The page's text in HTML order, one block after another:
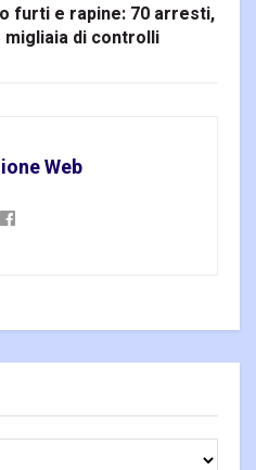
furti e rapine: 70 arresti,
migliaia di controlli
Web